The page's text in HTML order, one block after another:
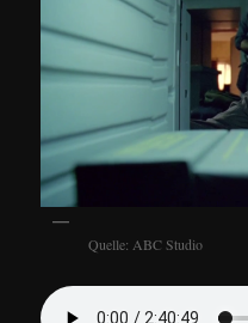
Quelle: ABC Studio